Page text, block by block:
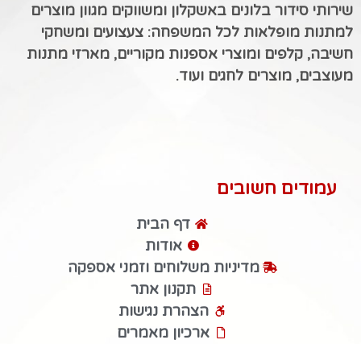
שירותי סידור בלונים באשקלון ומשווקים מגוון מוצרים
למתנות מופלאות לכל המשפחה: צעצועים ומשחקי
חשיבה, קלפים ומוצרי אספנות מקוריים, מארזי מתנות
מעוצבים, מוצרים לחגים ועוד.
עמודים חשובים
דף הבית
אודות
מדיניות משלוחים וזמני אספקה
תקנון אתר
הצהרת נגישות
ארכיון מאמרים